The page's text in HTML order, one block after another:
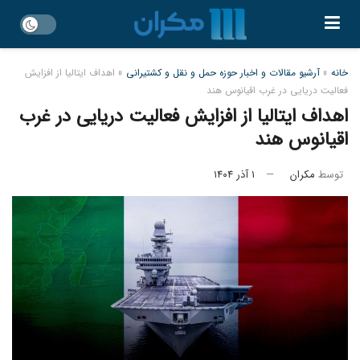
خانه » آرشیو مقالات و اخبار حوزه حمل و نقل و کشتیرانی » اهداف ایتالیا از افزایش
فعالیت دریایی در غرب اقیانوس هند
اهداف ایتالیا از افزایش فعالیت دریایی در غرب
اقیانوس هند
توسط مکران ۱ آذر ۱۴۰۴